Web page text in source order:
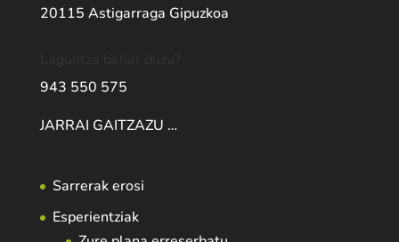
20115 Astigarraga Gipuzkoa
943 550 575
JARRAI GAITZAZU …
Sarrerak erosi
Esperientziak